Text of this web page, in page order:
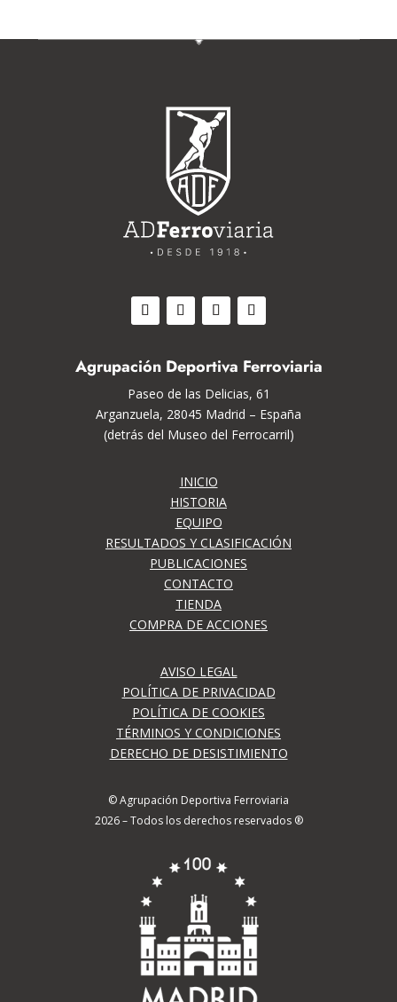
Agrupación Deportiva Ferroviaria
Paseo de las Delicias, 61
Arganzuela, 28045 Madrid – España
(detrás del Museo del Ferrocarril)
INICIO
HISTORIA
EQUIPO
RESULTADOS Y CLASIFICACIÓN
PUBLICACIONES
CONTACTO
TIENDA
COMPRA DE ACCIONES
AVISO LEGAL
POLÍTICA DE PRIVACIDAD
POLÍTICA DE COOKIES
TÉRMINOS Y CONDICIONES
DERECHO DE DESISTIMIENTO
© Agrupación Deportiva Ferroviaria
2026 – Todos los derechos reservados ®